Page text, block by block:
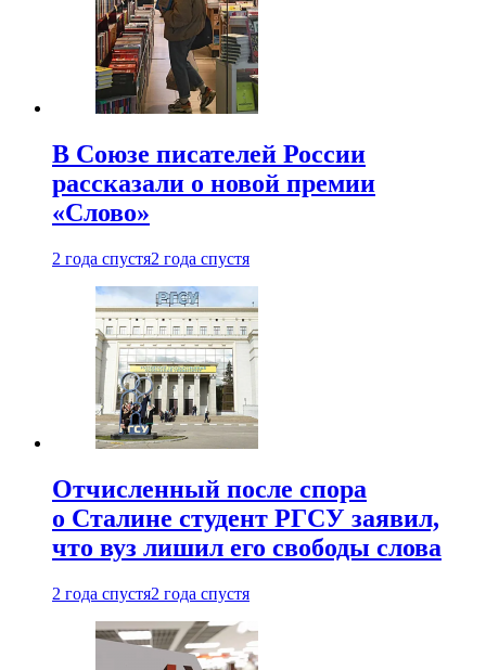
В Союзе писателей России
рассказали о новой премии
«Слово»
2 года спустя2 года спустя
Отчисленный после спора
о Сталине студент РГСУ заявил,
что вуз лишил его свободы слова
2 года спустя2 года спустя